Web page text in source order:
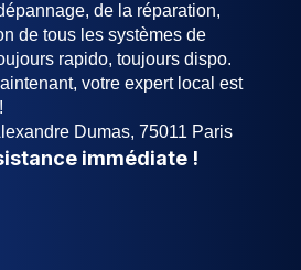
de la réparation,
de tous les systèmes de
rapido, toujours dispo.
votre expert local est
Dumas, 75011 Paris
immédiate !